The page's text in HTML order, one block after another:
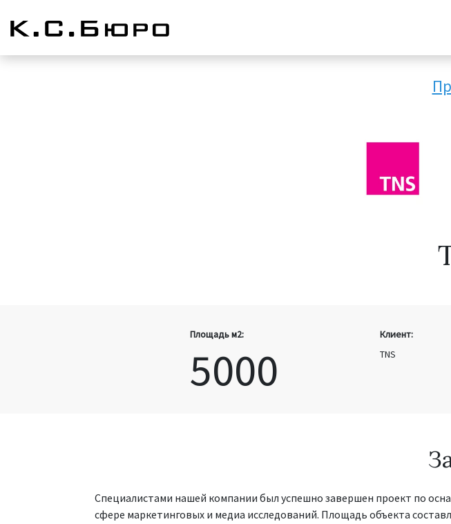
Площадь м2:
5000
Клиент:
TNS
Специалистами нашей компании был успешно завершен проект по
сфере маркетинговых и медиа исследований. Площадь объекта